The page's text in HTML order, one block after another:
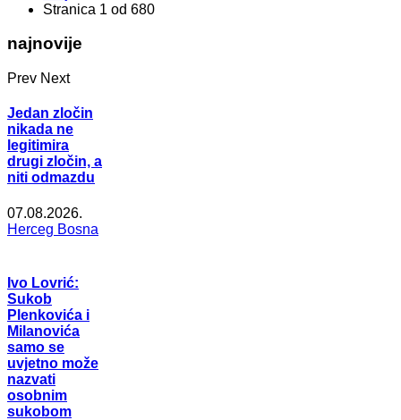
Stranica 1 od 680
najnovije
Prev Next
Jedan zločin
nikada ne
legitimira
drugi zločin, a
niti odmazdu
07.08.2026.
Herceg Bosna
Ivo Lovrić:
Sukob
Plenkovića i
Milanovića
samo se
uvjetno može
nazvati
osobnim
sukobom